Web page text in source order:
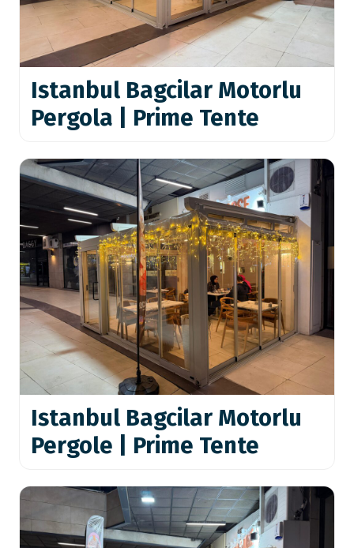
Istanbul Bagcilar Motorlu
Pergola | Prime Tente
Istanbul Bagcilar Motorlu
Pergole | Prime Tente